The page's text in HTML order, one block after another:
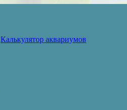
Калькулятор аквариумов